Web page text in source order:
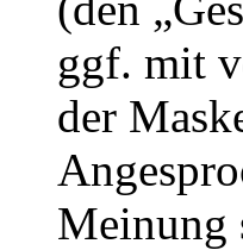
ggf. mit
der
Meinung